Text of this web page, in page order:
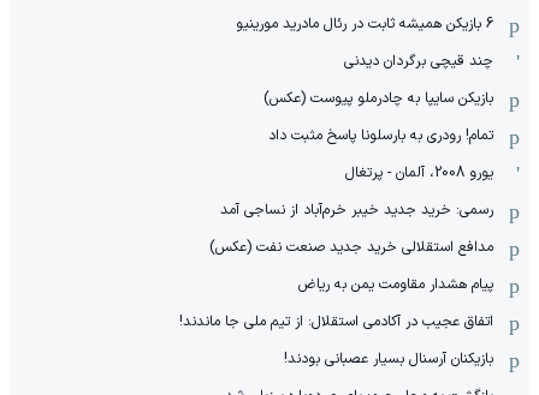
6 بازیکن همیشه ثابت در رئال مادرید مورینیو
چند قیچی برگردان دیدنی
بازیکن سایپا به چادرملو پیوست (عکس)
تمام! رودری به بارسلونا پاسخ مثبت داد
یورو 2008، آلمان - پرتغال
رسمی: خرید جدید خیبر خرم‌آباد از نساجی آمد
مدافع استقلالی خرید جدید صنعت نفت (عکس)
پیام هشدار مقاومت یمن به ریاض
اتفاق عجیب در آکادمی استقلال: از تیم ملی جا ماندند!
بازیکنان آرسنال بسیار عصبانی بودند!